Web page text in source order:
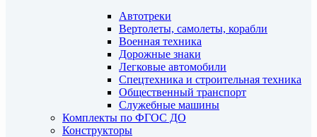
Автотреки
Вертолеты, самолеты, корабли
Военная техника
Дорожные знаки
Легковые автомобили
Спецтехника и строительная техника
Общественный транспорт
Служебные машины
Комплекты по ФГОС ДО
Конструкторы